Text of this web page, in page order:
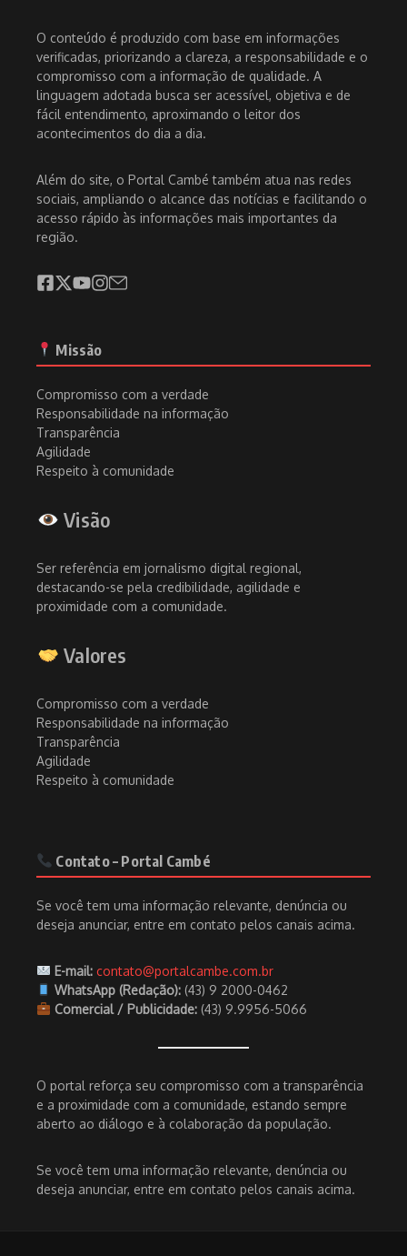
O conteúdo é produzido com base em informações
verificadas, priorizando a clareza, a responsabilidade e o
compromisso com a informação de qualidade. A
linguagem adotada busca ser acessível, objetiva e de
fácil entendimento, aproximando o leitor dos
acontecimentos do dia a dia.
Além do site, o Portal Cambé também atua nas redes
sociais, ampliando o alcance das notícias e facilitando o
acesso rápido às informações mais importantes da
região.
Missão
Compromisso com a verdade
Responsabilidade na informação
Transparência
Agilidade
Respeito à comunidade
Visão
Ser referência em jornalismo digital regional,
destacando-se pela credibilidade, agilidade e
proximidade com a comunidade.
Valores
Compromisso com a verdade
Responsabilidade na informação
Transparência
Agilidade
Respeito à comunidade
Contato – Portal Cambé
Se você tem uma informação relevante, denúncia ou
deseja anunciar, entre em contato pelos canais acima.
E-mail: contato@portalcambe.com.br
WhatsApp (Redação):(43) 9 2000-0462
Comercial / Publicidade:(43) 9.9956-5066
O portal reforça seu compromisso com a transparência
e a proximidade com a comunidade, estando sempre
aberto ao diálogo e à colaboração da população.
Se você tem uma informação relevante, denúncia ou
deseja anunciar, entre em contato pelos canais acima.